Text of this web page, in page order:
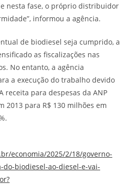
nesta fase, o próprio distribuidor
informou a agência.
de biodiesel seja cumprido, a
as fiscalizações nas
No entanto, a agência
a execução do trabalho devido
receita para despesas da ANP
2013 para R$ 130 milhões em
economia/2025/2/18/governo-
biodiesel-ao-diesel-e-vai-